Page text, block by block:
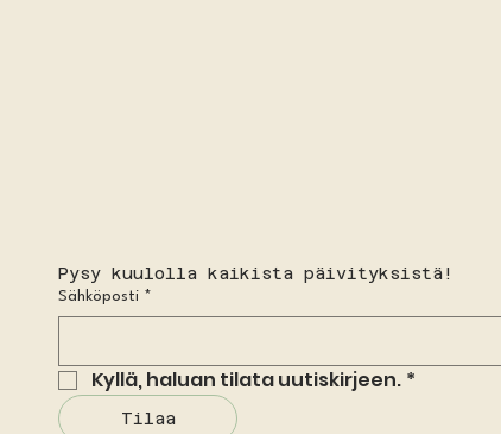
Pysy kuulolla kaikista päivityksistä!
Sähköposti *
Kyllä, haluan tilata uutiskirjeen. *
Tilaa